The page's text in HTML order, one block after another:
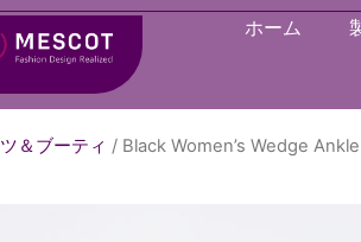
ホーム
＆ブーティ / Black Women’s Wedge